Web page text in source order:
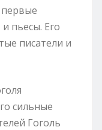
пьесы. Его
писатели и
сильные
Гоголь